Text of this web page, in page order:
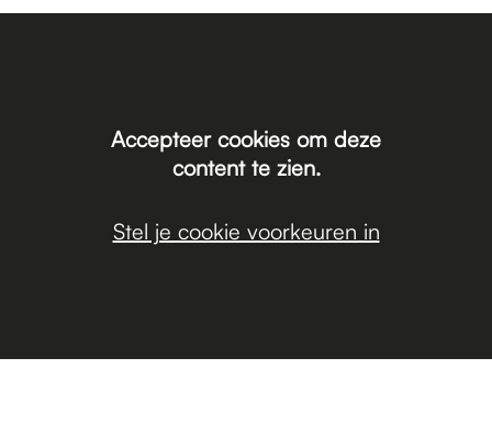
e
Accepteer cookies om deze
content te zien.
Stel je cookie voorkeuren in